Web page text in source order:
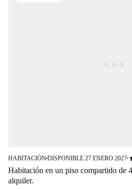
HABITACIÓN■DISPONIBLE 27 ENERO 2027■
Habitación en un piso compartido de
alquiler.